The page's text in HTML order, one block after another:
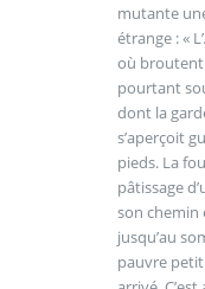
mutante
étrange : «
où broutent
pourtant
dont la
s’aperçoit
pieds. La
pâtissage
son chemin
jusqu’au
pauvre